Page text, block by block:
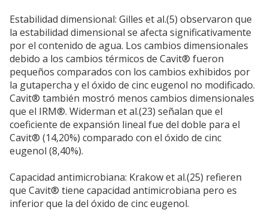
Estabilidad dimensional: Gilles et al.(5) observaron que
la estabilidad dimensional se afecta significativamente
por el contenido de agua. Los cambios dimensionales
debido a los cambios térmicos de Cavit® fueron
pequeños comparados con los cambios exhibidos por
la gutapercha y el óxido de cinc eugenol no modificado.
Cavit® también mostró menos cambios dimensionales
que el IRM®. Widerman et al.(23) señalan que el
coeficiente de expansión lineal fue del doble para el
Cavit® (14,20%) comparado con el óxido de cinc
eugenol (8,40%).
Capacidad antimicrobiana: Krakow et al.(25) refieren
que Cavit® tiene capacidad antimicrobiana pero es
inferior que la del óxido de cinc eugenol.